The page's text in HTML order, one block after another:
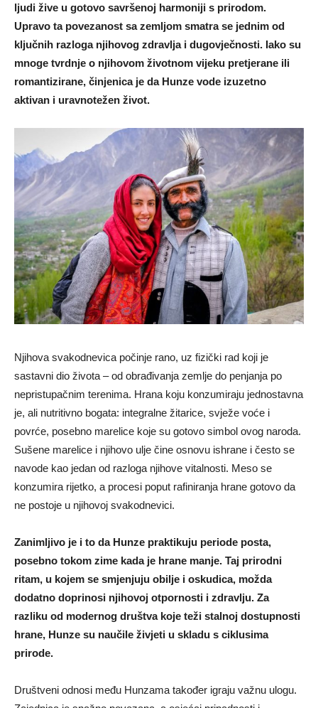
ljudi žive u gotovo savršenoj harmoniji s prirodom.
Upravo ta povezanost sa zemljom smatra se jednim od
ključnih razloga njihovog zdravlja i dugovječnosti. Iako su
mnoge tvrdnje o njihovom životnom vijeku pretjerane ili
romantizirane, činjenica je da Hunze vode izuzetno
aktivan i uravnotežen život.
Njihova svakodnevica počinje rano, uz fizički rad koji je
sastavni dio života – od obrađivanja zemlje do penjanja po
nepristupačnim terenima. Hrana koju konzumiraju jednostavna
je, ali nutritivno bogata: integralne žitarice, svježe voće i
povrće, posebno marelice koje su gotovo simbol ovog naroda.
Sušene marelice i njihovo ulje čine osnovu ishrane i često se
navode kao jedan od razloga njihove vitalnosti. Meso se
konzumira rijetko, a procesi poput rafiniranja hrane gotovo da
ne postoje u njihovoj svakodnevici.
Zanimljivo je i to da Hunze praktikuju periode posta,
posebno tokom zime kada je hrane manje. Taj prirodni
ritam, u kojem se smjenjuju obilje i oskudica, možda
dodatno doprinosi njihovoj otpornosti i zdravlju. Za
razliku od modernog društva koje teži stalnoj dostupnosti
hrane, Hunze su naučile živjeti u skladu s ciklusima
prirode.
Društveni odnosi među Hunzama također igraju važnu ulogu.